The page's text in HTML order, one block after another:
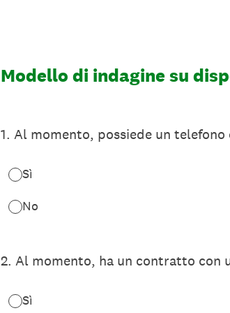
Modello di indagine su
1. Al momento, possiede un
Sì
No
2. Al momento, ha un contratto con
Sì